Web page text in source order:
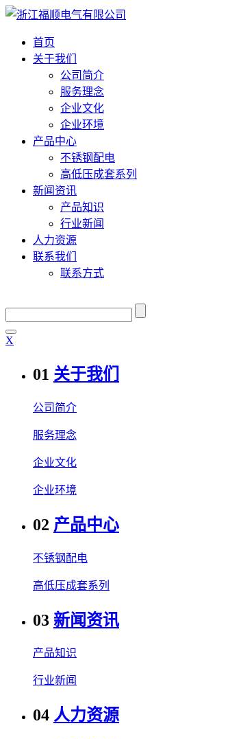
首页
关于我们
公司简介
服务理念
企业文化
企业环境
产品中心
不锈钢配电
高低压成套系列
新闻资讯
产品知识
行业新闻
人力资源
联系我们
联系方式
Χ
01 关于我们
公司简介
服务理念
企业文化
企业环境
02 产品中心
不锈钢配电
高低压成套系列
03 新闻资讯
产品知识
行业新闻
04 人力资源